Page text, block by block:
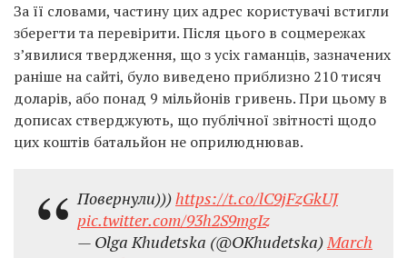
За її словами, частину цих адрес користувачі встигли
зберегти та перевірити. Після цього в соцмережах
з’явилися твердження, що з усіх гаманців, зазначених
раніше на сайті, було виведено приблизно 210 тисяч
доларів, або понад 9 мільйонів гривень. При цьому в
дописах стверджують, що публічної звітності щодо
цих коштів батальйон не оприлюднював.
Повернули)))https://t.co/lC9jFzGkUJ
pic.twitter.com/93h2S9mgIz
— Olga Khudetska (@OKhudetska)March